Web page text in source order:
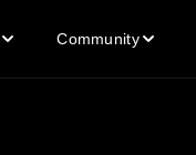
Community